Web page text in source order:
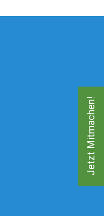
Jetzt Mitmachen!